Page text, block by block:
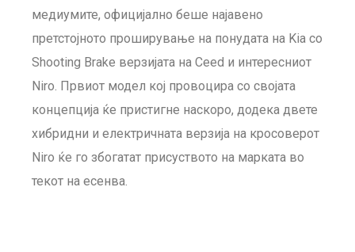
медиумите, официјално беше најавено
претстојното проширување на понудата на Kia со
Shooting Brake верзијата на Ceed и интересниот
Niro. Првиот модел кој провоцира со својата
концепција ќе пристигне наскоро, додека двете
хибридни и електричната верзија на кросоверот
Niro ќе го збогатат присуството на марката во
текот на есенва.